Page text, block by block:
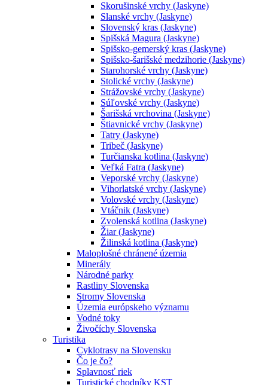
Skorušinské vrchy (Jaskyne)
Slanské vrchy (Jaskyne)
Slovenský kras (Jaskyne)
Spišská Magura (Jaskyne)
Spišsko-gemerský kras (Jaskyne)
Spišsko-šarišské medzihorie (Jaskyne)
Starohorské vrchy (Jaskyne)
Stolické vrchy (Jaskyne)
Strážovské vrchy (Jaskyne)
Súľovské vrchy (Jaskyne)
Šarišská vrchovina (Jaskyne)
Štiavnické vrchy (Jaskyne)
Tatry (Jaskyne)
Tribeč (Jaskyne)
Turčianska kotlina (Jaskyne)
Veľká Fatra (Jaskyne)
Veporské vrchy (Jaskyne)
Vihorlatské vrchy (Jaskyne)
Volovské vrchy (Jaskyne)
Vtáčnik (Jaskyne)
Zvolenská kotlina (Jaskyne)
Žiar (Jaskyne)
Žilinská kotlina (Jaskyne)
Maloplošné chránené územia
Minerály
Národné parky
Rastliny Slovenska
Stromy Slovenska
Územia európskeho významu
Vodné toky
Živočíchy Slovenska
Turistika
Cyklotrasy na Slovensku
Čo je čo?
Splavnosť riek
Turistické chodníky KST